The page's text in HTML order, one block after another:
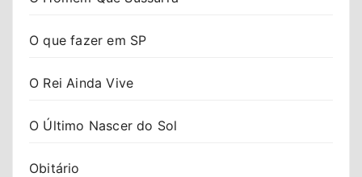
O que fazer em SP
O Rei Ainda Vive
O Último Nascer do Sol
Obitário